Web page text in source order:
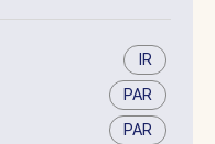
IR
PAR
PAR